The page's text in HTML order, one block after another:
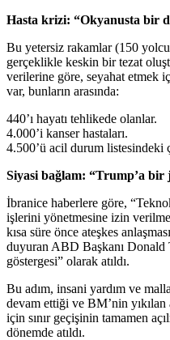
Hasta krizi: “Okyanusta bir
Bu yetersiz rakamlar (150
gerçeklikle keskin bir tezat
verilerine göre, seyahat etmek
var, bunların arasında:
440’ı hayatı tehlikede olanlar.
4.000’i kanser hastaları.
4.500’ü acil durum listesindeki
Siyasi bağlam: “Trump’a bir
İbranice haberlere göre,
işlerini yönetmesine izin
kısa süre önce ateşkes
duyuran ABD Başkanı
göstergesi” olarak atıldı.
Bu adım, insani yardım ve
devam ettiği ve BM’nin yıkılan
için sınır geçişinin tamamen
dönemde atıldı.